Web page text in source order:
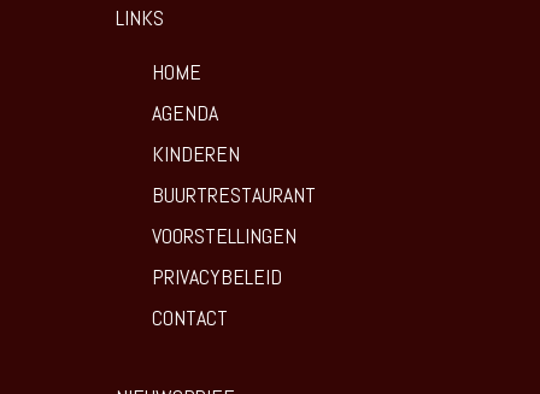
LINKS
HOME
AGENDA
KINDEREN
BUURTRESTAURANT
VOORSTELLINGEN
PRIVACYBELEID
CONTACT